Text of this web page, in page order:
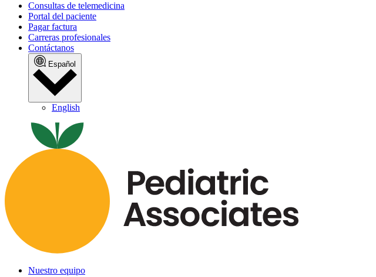
Consultas de telemedicina
Portal del paciente
Pagar factura
Carreras profesionales
Contáctanos
Español
English
Nuestro equipo